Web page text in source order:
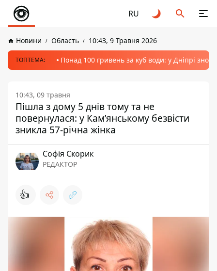
RU
Новини Область 10:43, 9 Травня 2026
ТОПТЕМА: Понад 100 гривень за куб води: у Дніпрі
10:43, 09 травня
Пішла з дому 5 днів тому та не
повернулася: у Кам’янському безвісти
зникла 57-річна жінка
Софія Скорик
РЕДАКТОР
👍